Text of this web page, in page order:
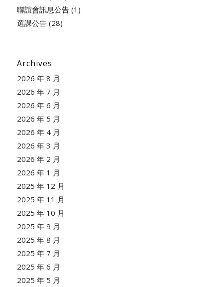
聯誼會訊息公告(1)
選課公告(28)
Archives
2026 年 8 月
2026 年 7 月
2026 年 6 月
2026 年 5 月
2026 年 4 月
2026 年 3 月
2026 年 2 月
2026 年 1 月
2025 年 12 月
2025 年 11 月
2025 年 10 月
2025 年 9 月
2025 年 8 月
2025 年 7 月
2025 年 6 月
2025 年 5 月